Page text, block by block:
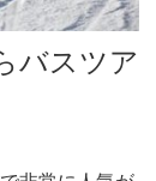
バスツア